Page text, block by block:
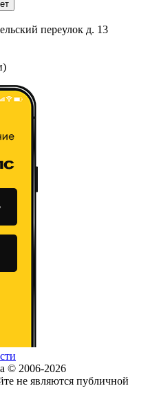
переулок д. 13
© 2006-2026
не являются публичной